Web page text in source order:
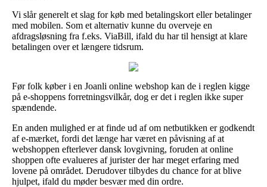
Vi slår generelt et slag for køb med betalingskort eller betalinger
med mobilen. Som et alternativ kunne du overveje en
afdragsløsning fra f.eks. ViaBill, ifald du har til hensigt at klare
betalingen over et længere tidsrum.
Før folk køber i en Joanli online webshop kan de i reglen kigge
på e-shoppens forretningsvilkår, dog er det i reglen ikke super
spændende.
En anden mulighed er at finde ud af om netbutikken er godkendt
af e-mærket, fordi det længe har været en påvisning af at
webshoppen efterlever dansk lovgivning, foruden at online
shoppen ofte evalueres af jurister der har meget erfaring med
lovene på området. Derudover tilbydes du chance for at blive
hjulpet, ifald du møder besvær med din ordre.